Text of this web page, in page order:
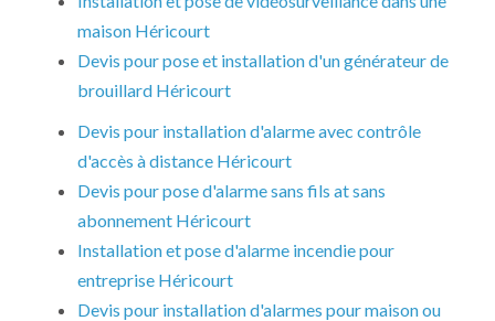
maison Héricourt
Devis pour pose et installation d'un générateur de
brouillard Héricourt
Devis pour installation d'alarme avec contrôle
d'accès à distance Héricourt
Devis pour pose d'alarme sans fils at sans
abonnement Héricourt
Installation et pose d'alarme incendie pour
entreprise Héricourt
Devis pour installation d'alarmes pour maison ou